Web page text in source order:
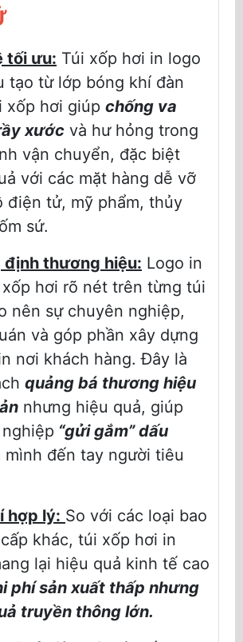
tối ưu: Túi xốp hơi in logo
tạo từ lớp bóng khí đàn
xốp hơi giúp chống va
xước và hư hỏng trong
vận chuyển, đặc biệt
với các mặt hàng dễ vỡ
điện tử, mỹ phẩm, thủy
sứ.
định thương hiệu: Logo in
hơi rõ nét trên từng túi
nên sự chuyên nghiệp,
và góp phần xây dựng
nơi khách hàng. Đây là
quảng bá thương hiệu
nhưng hiệu quả, giúp
“gửi gắm” dấu
mình đến tay người tiêu
hợp lý: So với các loại bao
khác, túi xốp hơi in
lại hiệu quả kinh tế cao
phí sản xuất thấp nhưng
truyền thông lớn.